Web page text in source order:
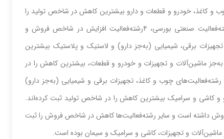
و کاغذ، خودرو و قطعات و دارو بیشترین‌‌‌ کاهش‌‌‌ در شاخص‌‌‌ تولید را
ثبت کرده‌اند. همچنین‌‌‌ در این‌‌‌ ماه نسبت‌‌‌ به‌‌‌ ماه مشابه‌‌‌ سال قبل‌‌‌، از ١٥رشته‌‌‌فعالیت‌‌‌ صنعتی‌‌‌ بورسی‌‌‌، ٤رشته‌‌‌فعالیت‌‌‌ افزایش‌‌‌ در شاخص‌‌‌ فروش و
برقی‌‌‌، شیمیایی‌‌‌ (به‌‌‌جز دارو) و لاستیک‌‌‌ و پلاستیک بیشترین‌‌‌
ماشین‌‌‌آلات و تجهیزات و خودرو و قطعات، بیشترین‌‌‌ کاهش‌‌‌ را در
سال ١٤٠٣ نسبت‌‌‌ به‌‌‌ ماه قبل‌‌‌، تنها رشته‌‌‌فعالیت‌‌‌های‌‌‌ چوب و کاغذ، تجهیزات برقی‌‌‌ و شیمیایی‌‌‌ (به‌‌‌جز دارو)
و کاشی‌‌‌ و سرامیک‌‌‌ بیشترین‌‌‌ کاهش‌‌‌ را در شاخص‌‌‌ تولید ثبت‌‌‌ کرده‌اند.
داشته‌‌‌ است و سایر رشته‌‌‌فعالیت‌‌‌ها کاهش‌‌‌ در شاخص‌‌‌ فروش را ثبت‌‌‌
و تجهیزات، کاشی‌‌‌ و سرامیک‌‌‌ و سیمان بوده است‌‌‌.